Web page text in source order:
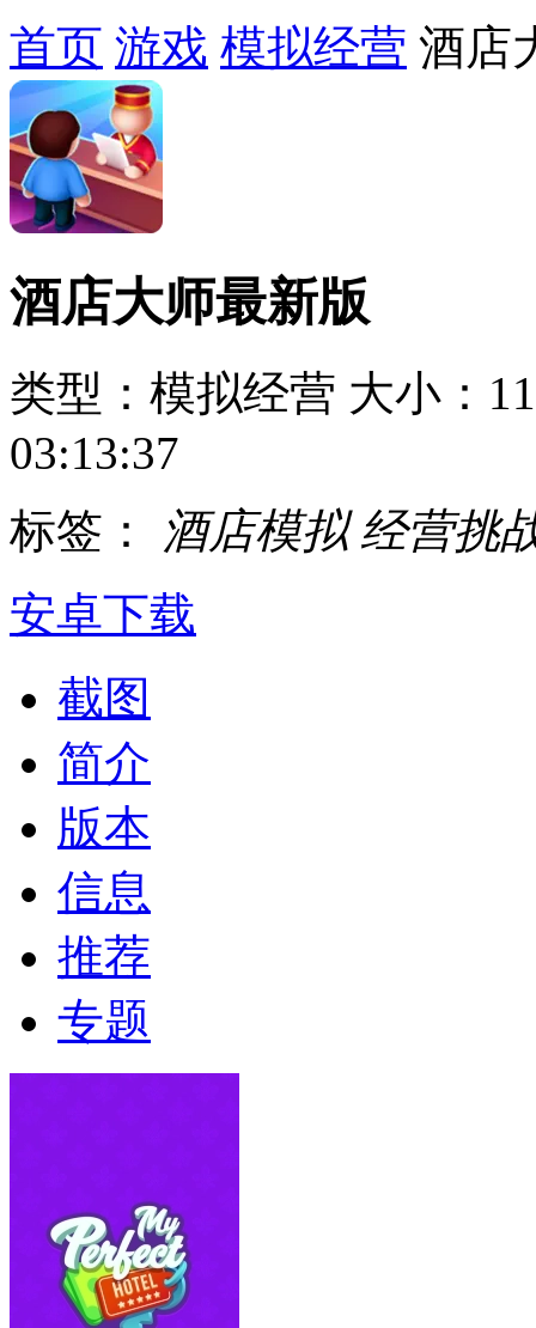
首页 游戏 模拟经营 酒店
酒店大师最新版
类型：模拟经营 大小：
03:13:37
标签：
酒店模拟 经营挑
安卓下载
截图
简介
版本
信息
推荐
专题